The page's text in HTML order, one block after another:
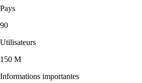
Pays
90
Utilisateurs
150 M
Informations importantes